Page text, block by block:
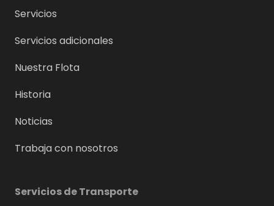
Servicios
Servicios adicionales
Nuestra Flota
Historia
Noticias
Trabaja con nosotros
Servicios de Transporte